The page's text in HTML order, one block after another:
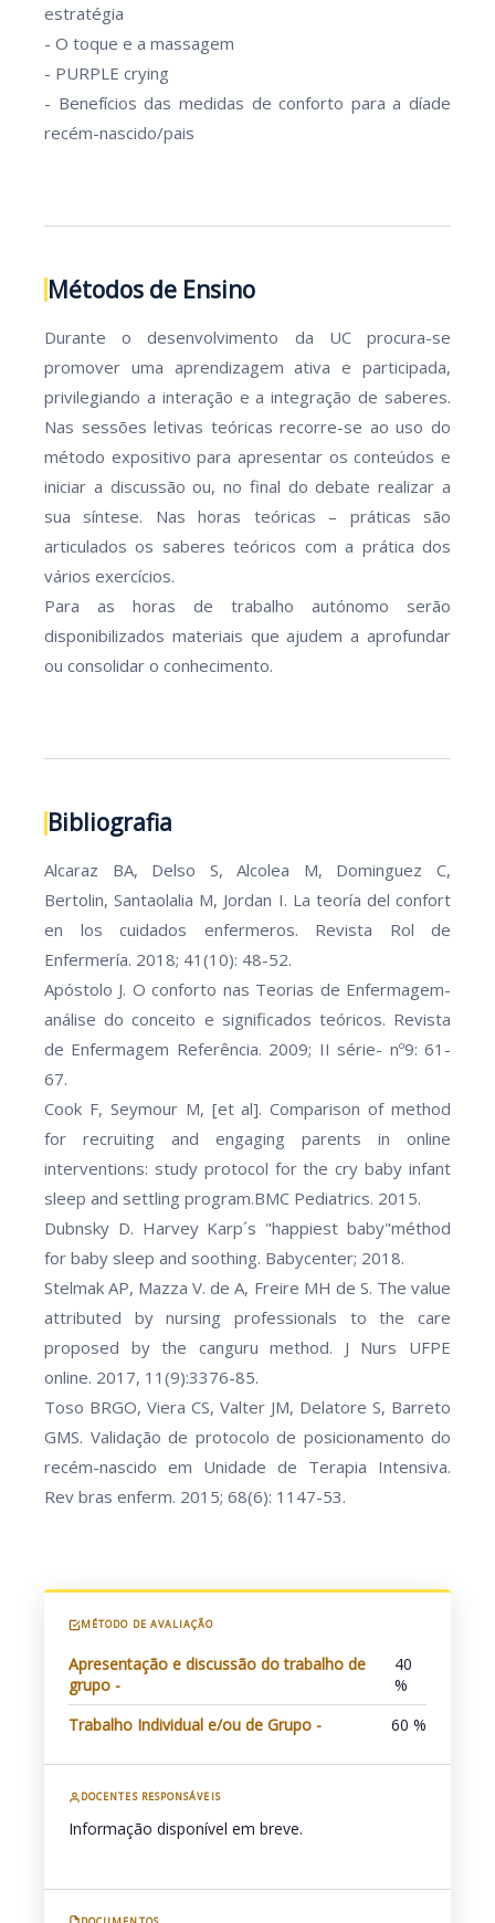
estratégia
- O toque e a massagem
- PURPLE crying
- Benefícios das medidas de conforto para a díade
recém-nascido/pais
Métodos de Ensino
Durante o desenvolvimento da UC procura-se
promover uma aprendizagem ativa e participada,
privilegiando a interação e a integração de saberes.
Nas sessões letivas teóricas recorre-se ao uso do
método expositivo para apresentar os conteúdos e
iniciar a discussão ou, no final do debate realizar a
sua síntese. Nas horas teóricas – práticas são
articulados os saberes teóricos com a prática dos
vários exercícios.
Para as horas de trabalho autónomo serão
disponibilizados materiais que ajudem a aprofundar
ou consolidar o conhecimento.
Bibliografia
Alcaraz BA, Delso S, Alcolea M, Dominguez C,
Bertolin, Santaolalia M, Jordan I. La teoría del confort
en los cuidados enfermeros. Revista Rol de
Enfermería. 2018; 41(10): 48-52.
Apóstolo J. O conforto nas Teorias de Enfermagem-
análise do conceito e significados teóricos. Revista
de Enfermagem Referência. 2009; II série- nº9: 61-
67.
Cook F, Seymour M, [et al]. Comparison of method
for recruiting and engaging parents in online
interventions: study protocol for the cry baby infant
sleep and settling program.BMC Pediatrics. 2015.
Dubnsky D. Harvey Karp´s "happiest baby"méthod
for baby sleep and soothing. Babycenter; 2018.
Stelmak AP, Mazza V. de A, Freire MH de S. The value
attributed by nursing professionals to the care
proposed by the canguru method. J Nurs UFPE
online. 2017, 11(9):3376-85.
Toso BRGO, Viera CS, Valter JM, Delatore S, Barreto
GMS. Validação de protocolo de posicionamento do
recém-nascido em Unidade de Terapia Intensiva.
Rev bras enferm. 2015; 68(6): 1147-53.
MÉTODO DE AVALIAÇÃO
Apresentação e discussão do trabalho de
grupo -
40
%
Trabalho Individual e/ou de Grupo -
60 %
DOCENTES RESPONSÁVEIS
Informação disponível em breve.